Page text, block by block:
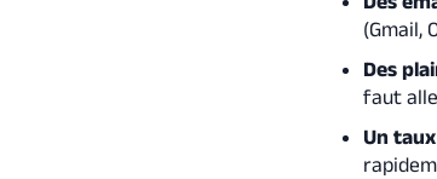
(Gmail,
Des
faut
Un